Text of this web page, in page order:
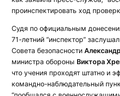
проинспектировать ход
Судя по официальным
71-летний “инспектор”
Совета безопасности
министра обороны Виктора
что учения проходят штатно и
командно-наблюдательный